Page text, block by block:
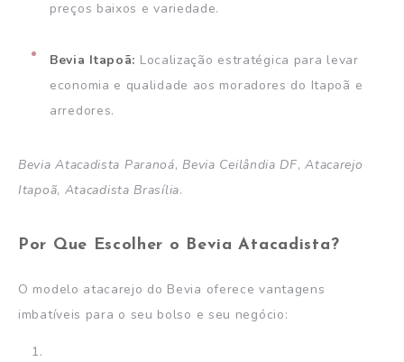
preços baixos e variedade.
Bevia Itapoã: Localização estratégica para levar
economia e qualidade aos moradores do Itapoã e
arredores.
Bevia Atacadista Paranoá, Bevia Ceilândia DF,Atacarejo
Itapoã, Atacadista Brasília.
Por Que Escolher o Bevia Atacadista?
O modelo atacarejo do Bevia oferece vantagens
imbatíveis para o seu bolso e seu negócio: